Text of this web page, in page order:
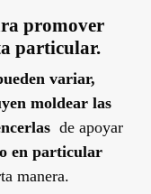
promover
particular.
variar,
moldear las
de apoyar
en particular
manera.